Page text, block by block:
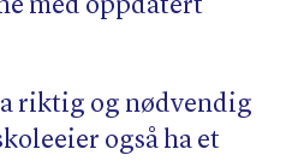
med oppdatert
riktig og nødvendig
også ha et